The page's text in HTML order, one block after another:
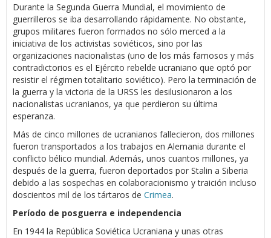
Durante la Segunda Guerra Mundial, el movimiento de
guerrilleros se iba desarrollando rápidamente. No obstante,
grupos militares fueron formados no sólo merced a la
iniciativa de los activistas soviéticos, sino por las
organizaciones nacionalistas (uno de los más famosos y más
contradictorios es el Ejército rebelde ucraniano que optó por
resistir el régimen totalitario soviético). Pero la terminación de
la guerra y la victoria de la URSS les desilusionaron a los
nacionalistas ucranianos, ya que perdieron su última
esperanza.
Más de cinco millones de ucranianos fallecieron, dos millones
fueron transportados a los trabajos en Alemania durante el
conflicto bélico mundial. Además, unos cuantos millones, ya
después de la guerra, fueron deportados por Stalin a Siberia
debido a las sospechas en colaboracionismo y traición incluso
doscientos mil de los tártaros de Crimea.
Período de posguerra e independencia
En 1944 la República Soviética Ucraniana y unas otras